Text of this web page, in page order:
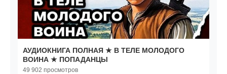
АУДИОКНИГА ПОЛНАЯ ★ В ТЕЛЕ МОЛОДОГО
ВОИНА ★ ПОПАДАНЦЫ
49 902 просмотров